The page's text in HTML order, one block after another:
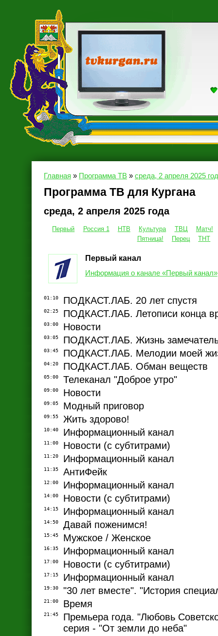
Главная » Программа ТВ » среда, 2 апреля 2025
Программа ТВ для Кургана
среда, 2 апреля 2025 года
Первый Россия 1 НТВ Культура ТВЦ
Матч!
Пятница!
Перец ТНТ
Первый канал
Информация о канале «Первый канал»
01:10 ПОДКАСТ.ЛАБ. 20 лет спустя
02:25 ПОДКАСТ.ЛАБ. Летописи конца
03:00 Новости
03:05 ПОДКАСТ.ЛАБ. Жизнь
03:45 ПОДКАСТ.ЛАБ. Мелодии моей
04:20 ПОДКАСТ.ЛАБ. Обман веществ
05:00 Телеканал "Доброе утро"
09:00 Новости
09:05 Модный приговор
09:55 Жить здорово!
10:40 Информационный канал
11:00 Новости (с субтитрами)
11:20 Информационный канал
11:35 АнтиФейк
12:00 Информационный канал
14:00 Новости (с субтитрами)
14:15 Информационный канал
14:50 Давай поженимся!
15:45 Мужское / Женское
16:35 Информационный канал
17:00 Новости (с субтитрами)
17:15 Информационный канал
19:30 "30 лет вместе". "История
21:00 Время
21:45
Премьера года. "Любовь
серия - "От земли до неба"